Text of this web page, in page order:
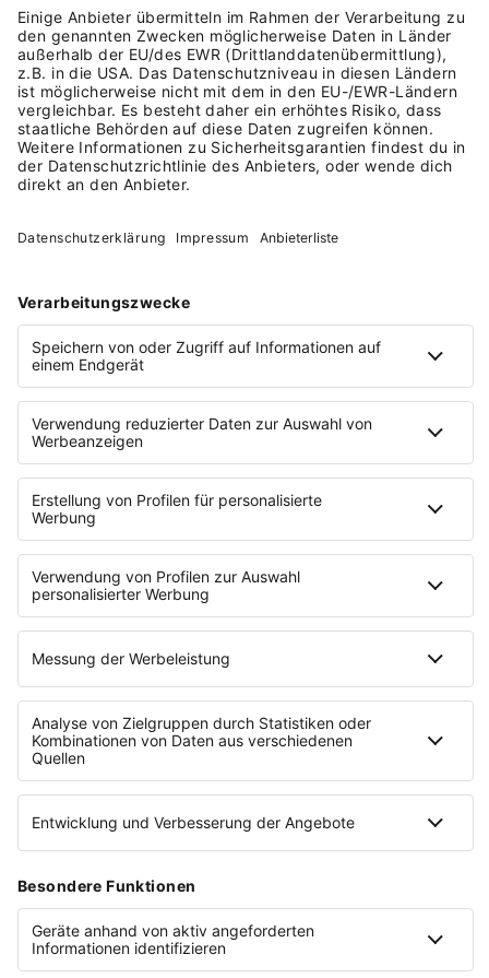
haben, auf die ich mich verlassen
kann. Schaue Dir ganz genau an,
mit wem du Geschäfte machen
willst – und höre auf Dein
Bauchgefühl. Kläre früh die
Bedingungen der
Wandle dich – mit Hilfe anderer!
Jahren als Angestellte fiel es mir
schwer, mich umzustellen – zumal
ich keinen betriebswirtschaftlichen
Erfahrung als Führungskraft.
Geförderte Beratungsangebote
etwa der IHK sind eine gute und
erschwingliche Möglichkeit, um
sich schlau zu machen. Zum
Beispiel über Themen wie soziale
Absicherung, dein Gehalt oder den
Businessplan.
Mehr zu
©Foto Credits: Sylvia Knittel
AUF EINEN BLICK